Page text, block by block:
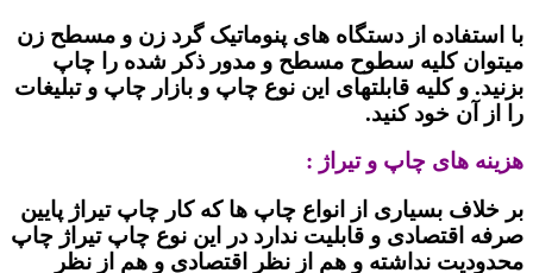
با استفاده از دستگاه های پنوماتیک گرد زن و مسطح زن
میتوان کلیه سطوح مسطح و مدور ذکر شده را چاپ
بزنید. و کلیه قابلتهای این نوع چاپ و بازار چاپ و تبلیغات
را از آن خود کنید.
هزینه های چاپ و تیراژ :
بر خلاف بسیاری از انواع چاپ ها که کار چاپ تیراژ پایین
صرفه اقتصادی و قابلیت ندارد در این نوع چاپ تیراژ چاپ
محدودیت نداشته و هم از نظر اقتصادی و هم از نظر